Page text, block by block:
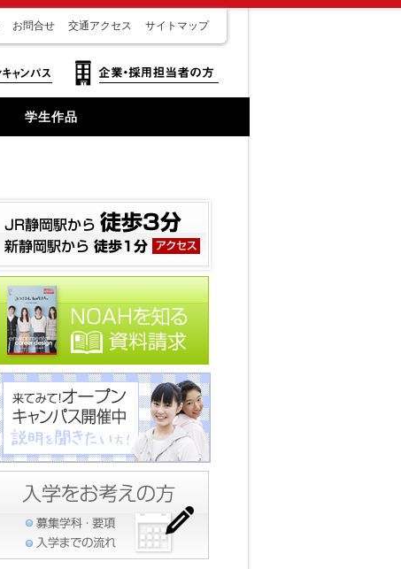
お問合せ 交通アクセス サイトマップ
学生作品